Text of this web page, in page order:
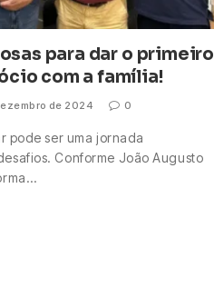
para dar o primeiro
com a família!
de 2024 0
pode ser uma jornada
Conforme João Augusto